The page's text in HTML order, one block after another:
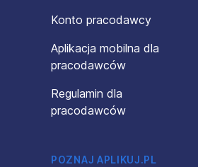
Konto pracodawcy
Aplikacja mobilna dla
pracodawców
Regulamin dla
pracodawców
POZNAJ APLIKUJ.PL